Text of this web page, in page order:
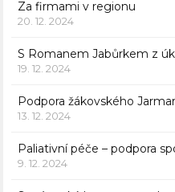
Za firmami v regionu
20. 12. 2024
S Romanem Jabůrkem z
19. 12. 2024
Podpora žákovského
13. 12. 2024
Paliativní péče – podpora
9. 12. 2024